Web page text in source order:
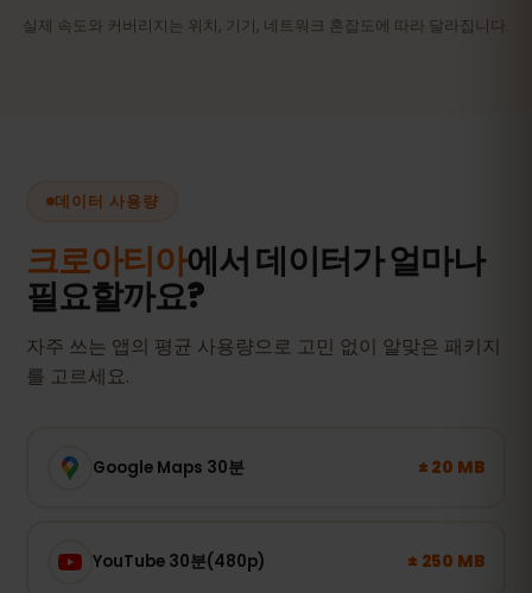
실제 속도와 커버리지는 위치, 기기, 네트워크 혼잡도에 따라 달라집니다.
데이터 사용량
크로아티아에서 데이터가 얼마나
필요할까요?
자주 쓰는 앱의 평균 사용량으로 고민 없이 알맞은 패키지
를 고르세요.
Google Maps 30분 ± 20 MB
YouTube 30분(480p) ± 250 MB